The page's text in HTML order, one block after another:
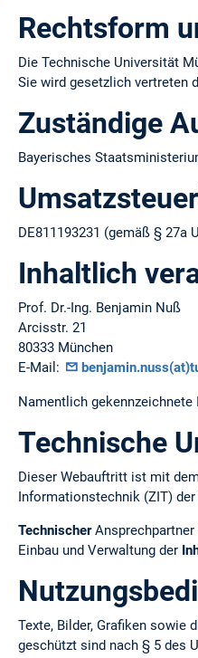
Rechtsform
Die Technische Universität
Sie wird gesetzlich vertreten
Zuständige
Bayerisches
DE811193231 (gemäß § 27a
Inhaltlich
Prof. Dr.-Ing. Benjamin Nuß
Arcisstr. 21
80333 München
E-Mail:
Namentlich gekennzeichnete
Technische
Dieser Webauftritt ist mit
Informationstechnik (ZIT) der
TechnischerAnsprechpartner
Einbau und Verwaltung der
Texte, Bilder, Grafiken sowie
geschützt sind nach § 5 des